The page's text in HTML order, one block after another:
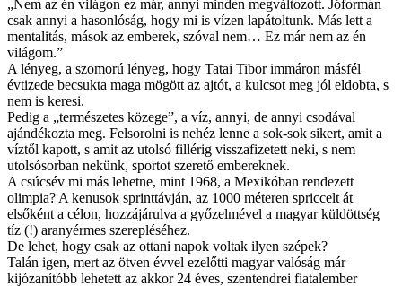
„Nem az én világon ez már, annyi minden megváltozott. Jóformán
csak annyi a hasonlóság, hogy mi is vízen lapátoltunk. Más lett a
mentalitás, mások az emberek, szóval nem… Ez már nem az én
világom.”
A lényeg, a szomorú lényeg, hogy Tatai Tibor immáron másfél
évtizede becsukta maga mögött az ajtót, a kulcsot meg jól eldobta, s
nem is keresi.
Pedig a „természetes közege”, a víz, annyi, de annyi csodával
ajándékozta meg. Felsorolni is nehéz lenne a sok-sok sikert, amit a
víztől kapott, s amit az utolsó fillérig visszafizetett neki, s nem
utolsósorban nekünk, sportot szerető embereknek.
A csúcsév mi más lehetne, mint 1968, a Mexikóban rendezett
olimpia? A kenusok sprinttávján, az 1000 méteren spriccelt át
elsőként a célon, hozzájárulva a győzelmével a magyar küldöttség
tíz (!) aranyérmes szerepléséhez.
De lehet, hogy csak az ottani napok voltak ilyen szépek?
Talán igen, mert az ötven évvel ezelőtti magyar valóság már
kijózanítóbb lehetett az akkor 24 éves, szentendrei fiatalember